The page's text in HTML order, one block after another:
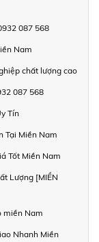
087 568
Nam
chất lượng cao
087 568
Tín
Tại Miền Nam
Tốt Miền Nam
Lượng [MIỀN
miền Nam
Nhanh Miền